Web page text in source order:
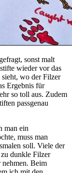
sonst malt
wieder vor das
wo der Filzer
Ergebnis für
so toll aus. Zudem
passgenau
man ein
muss man
soll. Viele der
dunkle Filzer
Beim